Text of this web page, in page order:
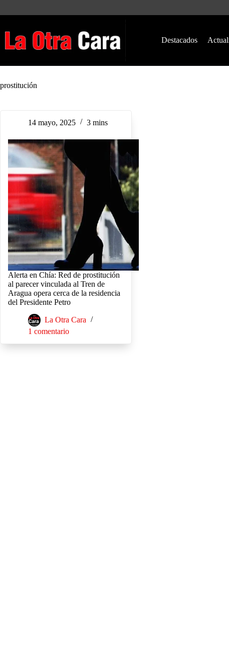
Destacados
prostitución
14 mayo, 2025 3 mins
Alerta en Chía: Red de prostitución
al parecer vinculada al Tren de
Aragua opera cerca de la residencia
del Presidente Petro
La Otra Cara
1 comentario